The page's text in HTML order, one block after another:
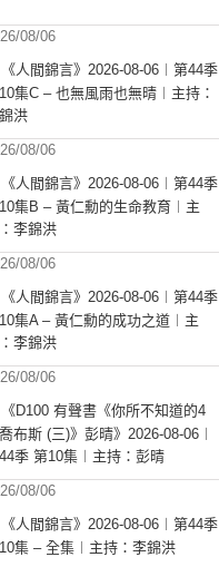
08/06
《人間錦言》2026-08-06︱第44季
集C – 也無風雨也無晴︱主持：
洪
08/06
《人間錦言》2026-08-06︱第44季
集B – 黃仁勳的生命教育︱主
李錦洪
08/06
《人間錦言》2026-08-06︱第44季
集A – 黃仁勳的成功之道︱主
李錦洪
08/06
《D100 有聲書《你所不知道的4
布斯 (三)》彭晴》2026-08-06︱
季 第10集︱主持：彭晴
08/06
《人間錦言》2026-08-06︱第44季
集 – 全集︱主持：李錦洪